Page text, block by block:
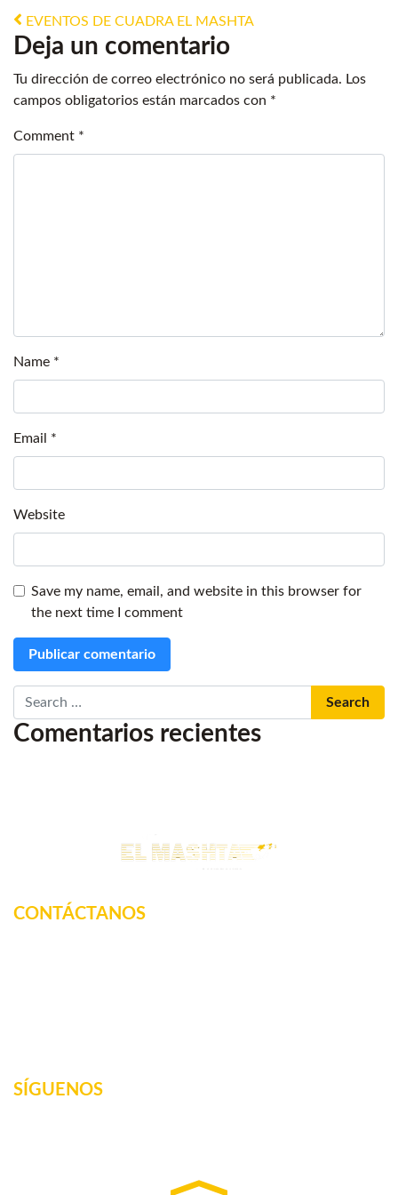
Post navigation
EVENTOS DE CUADRA EL MASHTA
Deja un comentario
Tu dirección de correo electrónico no será publicada. Los
campos obligatorios están marcados con *
Comment *
Name *
Email *
Website
Save my name, email, and website in this browser for
the next time I comment
Search
Comentarios recientes
CONTÁCTANOS
SÍGUENOS